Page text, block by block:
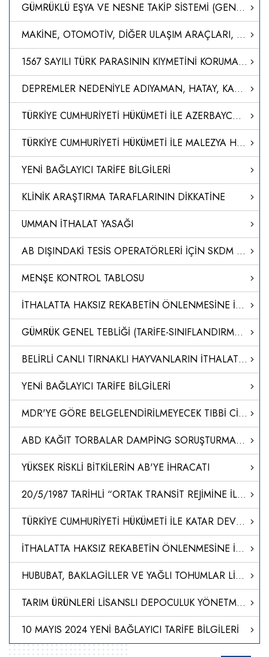
GÜMRÜKLÜ EŞYA VE NESNE TAKİP SİSTEMİ (GENTSİS)
MAKİNE, OTOMOTİV, DİĞER ULAŞIM ARAÇLARI, ELEKTRİK VE ELEKTRONİK SEKTÖRÜ ÜRÜNLERİNE İLİŞKİN DAHİLDE İŞLEME REJİMİ GENELGESİNDE DEĞİŞİKLİK YAPILMASI HAKKINDA GENELGE
1567 SAYILI TÜRK PARASININ KIYMETİNİ KORUMA HAKKINDA KANUN KAPSAMINDA ALINACAK ÜCRETLERE İLİŞKİN YÖNETMELİKTE DEĞİŞİKLİK YAPILMASINA DAİR YÖNETMELİK
DEPREMLER NEDENİYLE ADIYAMAN, HATAY, KAHRAMANMARAŞ VE MALATYA İLLERİ İLE GAZİANTEP İLİNİN İSLAHİYE VE NURDAĞI İLÇELERİNDE DEVAM EDEN MÜCBİR SEBEBE İSTİNADEN, 7256 SAYILI BAZI ALACAKLARIN YENİDEN YAPILANDIRILMASI İLE BAZI KANUNLARDA DEĞİŞİKLİK YAPILMASI HA
TÜRKİYE CUMHURİYETİ HÜKÜMETİ İLE AZERBAYCAN CUMHURİYETİ HÜKÜMETİ ARASINDA 'TERCİHLİ TİCARET ANLAŞMASI'NI TADİL EDEN PROTOKOLÜN ONAYLANMASI HAKKINDA KARAR (KARAR SAYISI: 8512)
TÜRKİYE CUMHURİYETİ HÜKÜMETİ İLE MALEZYA HÜKÜMETİ ARASINDAKİ SERBEST TİCARET ANLAŞMASINA EK 1. PROTOKOL’ÜN ONAYLANMASI HAKKINDA KARAR (KARAR SAYISI: 8511)
YENİ BAĞLAYICI TARİFE BİLGİLERİ
KLİNİK ARAŞTIRMA TARAFLARININ DİKKATİNE
UMMAN İTHALAT YASAĞI
AB DIŞINDAKİ TESİS OPERATÖRLERİ İÇİN SKDM UYGULAMASINA İLİŞKİN REHBER
MENŞE KONTROL TABLOSU
İTHALATTA HAKSIZ REKABETİN ÖNLENMESİNE İLİŞKİN TEBLİĞ (NO: 2024/15)
GÜMRÜK GENEL TEBLİĞİ (TARİFE-SINIFLANDIRMA KARARLARI) (SERİ NO: 40)’NDE DEĞİŞİKLİK YAPILMASINA DAİR TEBLİĞ (SERİ NO: 41)
BELİRLİ CANLI TIRNAKLI HAYVANLARIN İTHALATI VE TRANSİT GEÇİŞİNE İLİŞKİN HAYVAN SAĞLIĞI KURALLARININ BELİRLENMESİNE DAİR YÖNETMELİKTE DEĞİŞİKLİK YAPILMASINA DAİR YÖNETMELİK
YENİ BAĞLAYICI TARİFE BİLGİLERİ
MDR'YE GÖRE BELGELENDİRİLMEYECEK TIBBİ CİHAZLARIN ÜTS UYGULAMALARI HAKKINDA SORU CEVAP DOKÜMANI YAYINLANMIŞTIR
ABD KAĞIT TORBALAR DAMPİNG SORUŞTURMASI-NİHAİ KARAR
YÜKSEK RİSKLİ BİTKİLERİN AB'YE İHRACATI
20/5/1987 TARİHLİ “ORTAK TRANSİT REJİMİNE İLİŞKİN SÖZLEŞME”NİN I, IIIA VE IV SAYILI EKLERİNİ DEĞİŞTİREN İLİŞİK 25/8/2022 TARİHLİ VE 1/2022 SAYILI AB-ORTAK TRANSİT ÜLKELERİ ORTAK KOMİTESİ KARARININ ONAYLANMASI HAKKINDA KARAR (KARAR SAYISI: 8449)
TÜRKİYE CUMHURİYETİ HÜKÜMETİ İLE KATAR DEVLETİ HÜKÜMETİ ARASINDA TİCARET VE EKONOMİK ORTAKLIK ANLAŞMASI İLE ANLAŞMADA DEĞİŞİKLİK YAPILMASINA DAİR NOTALARIN ONAYLANMASI HAKKINDA KARAR (KARAR SAYISI: 8448)
İTHALATTA HAKSIZ REKABETİN ÖNLENMESİNE İLİŞKİN TEBLİĞ (NO: 2024/18)
HUBUBAT, BAKLAGİLLER VE YAĞLI TOHUMLAR LİSANSLI DEPO TEBLİĞİNDE DEĞİŞİKLİK YAPILMASINA DAİR TEBLİĞ
TARIM ÜRÜNLERİ LİSANSLI DEPOCULUK YÖNETMELİĞİNDE DEĞİŞİKLİK YAPILMASINA DAİR YÖNETMELİK
10 MAYIS 2024 YENİ BAĞLAYICI TARİFE BİLGİLERİ